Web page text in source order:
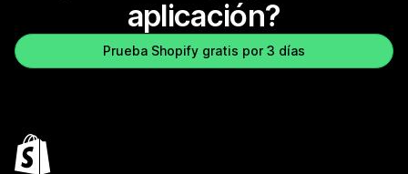
aplicación?
Prueba Shopify gratis por 3 días